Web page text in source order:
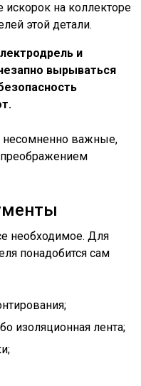
искорок на коллекторе
этой детали.
и
вырываться
важные,
необходимое. Для
понадобится сам
изоляционная лента;